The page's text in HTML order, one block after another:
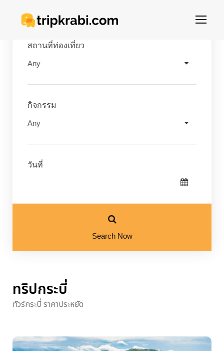
สถานที่ท่องเที่ยว
กิจกรรม
วันที่
Search Now
ทริปกระบี่
ทัวร์กระบี่ ราคาประหยัด